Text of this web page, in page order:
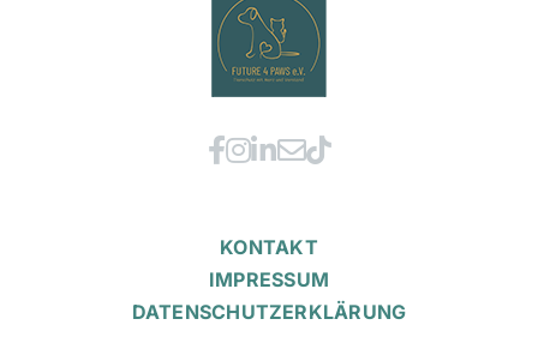
KONTAKT
IMPRESSUM
DATENSCHUTZERKLÄRUNG